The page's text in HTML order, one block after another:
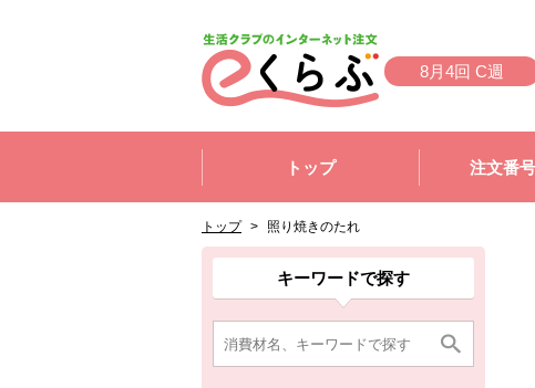
8月4回 C週
トップ
注文番
トップ > 照り焼きのたれ
ここから消費材検索メニューです。
キーワードで探す
消費材検索メニューここまで。
ここから本文です。
ここから組合員向けメニューです。
組合員向けメニューここまで。
ここから本文です。